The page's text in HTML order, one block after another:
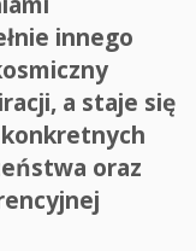
innego
a staje się
oraz